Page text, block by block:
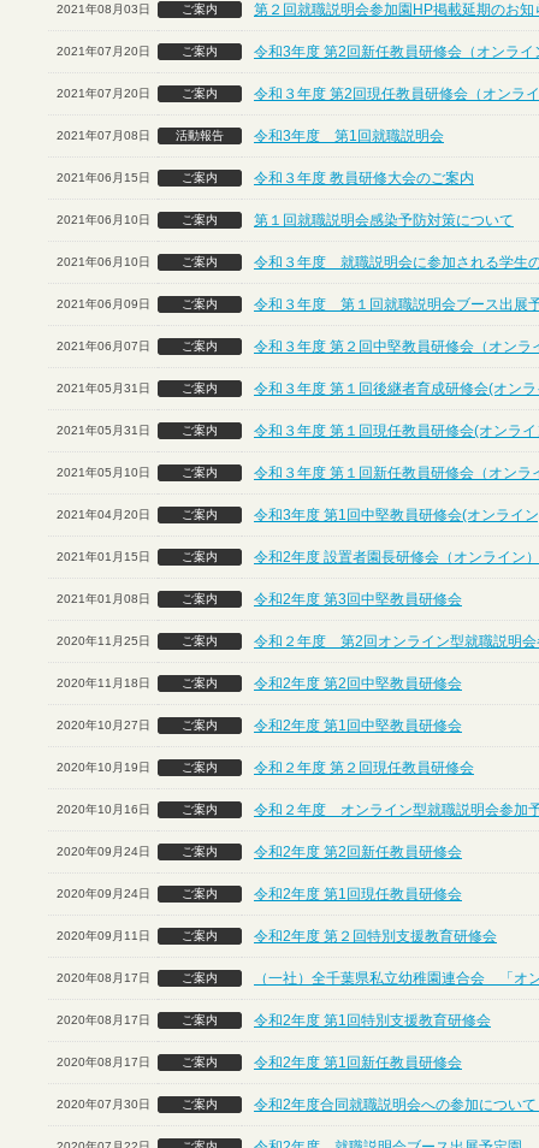
2021年08月03日 ご案内 第２回就職説明会参加園HP掲載延期のお知
2021年07月20日 ご案内 令和3年度 第2回新任教員研修会（オンライ
2021年07月20日 ご案内 令和３年度 第2回現任教員研修会（オンラ
2021年07月08日 活動報告 令和3年度 第1回就職説明会
2021年06月15日 ご案内 令和３年度 教員研修大会のご案内
2021年06月10日 ご案内 第１回就職説明会感染予防対策について
2021年06月10日 ご案内 令和３年度 就職説明会に参加される学生
2021年06月09日 ご案内 令和３年度 第１回就職説明会ブース出展
2021年06月07日 ご案内 令和３年度 第２回中堅教員研修会（オンラ
2021年05月31日 ご案内 令和３年度 第１回後継者育成研修会(オン
2021年05月31日 ご案内 令和３年度 第１回現任教員研修会(オンラ
2021年05月10日 ご案内 令和３年度 第１回新任教員研修会（オンラ
2021年04月20日 ご案内 令和3年度 第1回中堅教員研修会(オンライ
2021年01月15日 ご案内 令和2年度 設置者園長研修会（オンライン）
2021年01月08日 ご案内 令和2年度 第3回中堅教員研修会
2020年11月25日 ご案内 令和２年度 第2回オンライン型就職説明会
2020年11月18日 ご案内 令和2年度 第2回中堅教員研修会
2020年10月27日 ご案内 令和2年度 第1回中堅教員研修会
2020年10月19日 ご案内 令和２年度 第２回現任教員研修会
2020年10月16日 ご案内 令和２年度 オンライン型就職説明会参加
2020年09月24日 ご案内 令和2年度 第2回新任教員研修会
2020年09月24日 ご案内 令和2年度 第1回現任教員研修会
2020年09月11日 ご案内 令和2年度 第２回特別支援教育研修会
2020年08月17日 ご案内 （一社）全千葉県私立幼稚園連合会 「オ
2020年08月17日 ご案内 令和2年度 第1回特別支援教育研修会
2020年08月17日 ご案内 令和2年度 第1回新任教員研修会
2020年07月30日 ご案内 令和2年度合同就職説明会への参加につい